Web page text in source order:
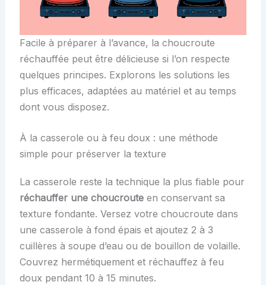
Facile à préparer à l’avance, la choucroute
réchauffée peut être délicieuse si l’on respecte
quelques principes. Explorons les solutions les
plus efficaces, adaptées au matériel et au temps
dont vous disposez.
À la casserole ou à feu doux : une méthode
simple pour préserver la texture
La casserole reste la technique la plus fiable pour
réchauffer une choucrouteen conservant sa
texture fondante. Versez votre choucroute dans
une casserole à fond épais et ajoutez 2 à 3
cuillères à soupe d’eau ou de bouillon de volaille.
Couvrez hermétiquement et réchauffez à feu
doux pendant 10 à 15 minutes.